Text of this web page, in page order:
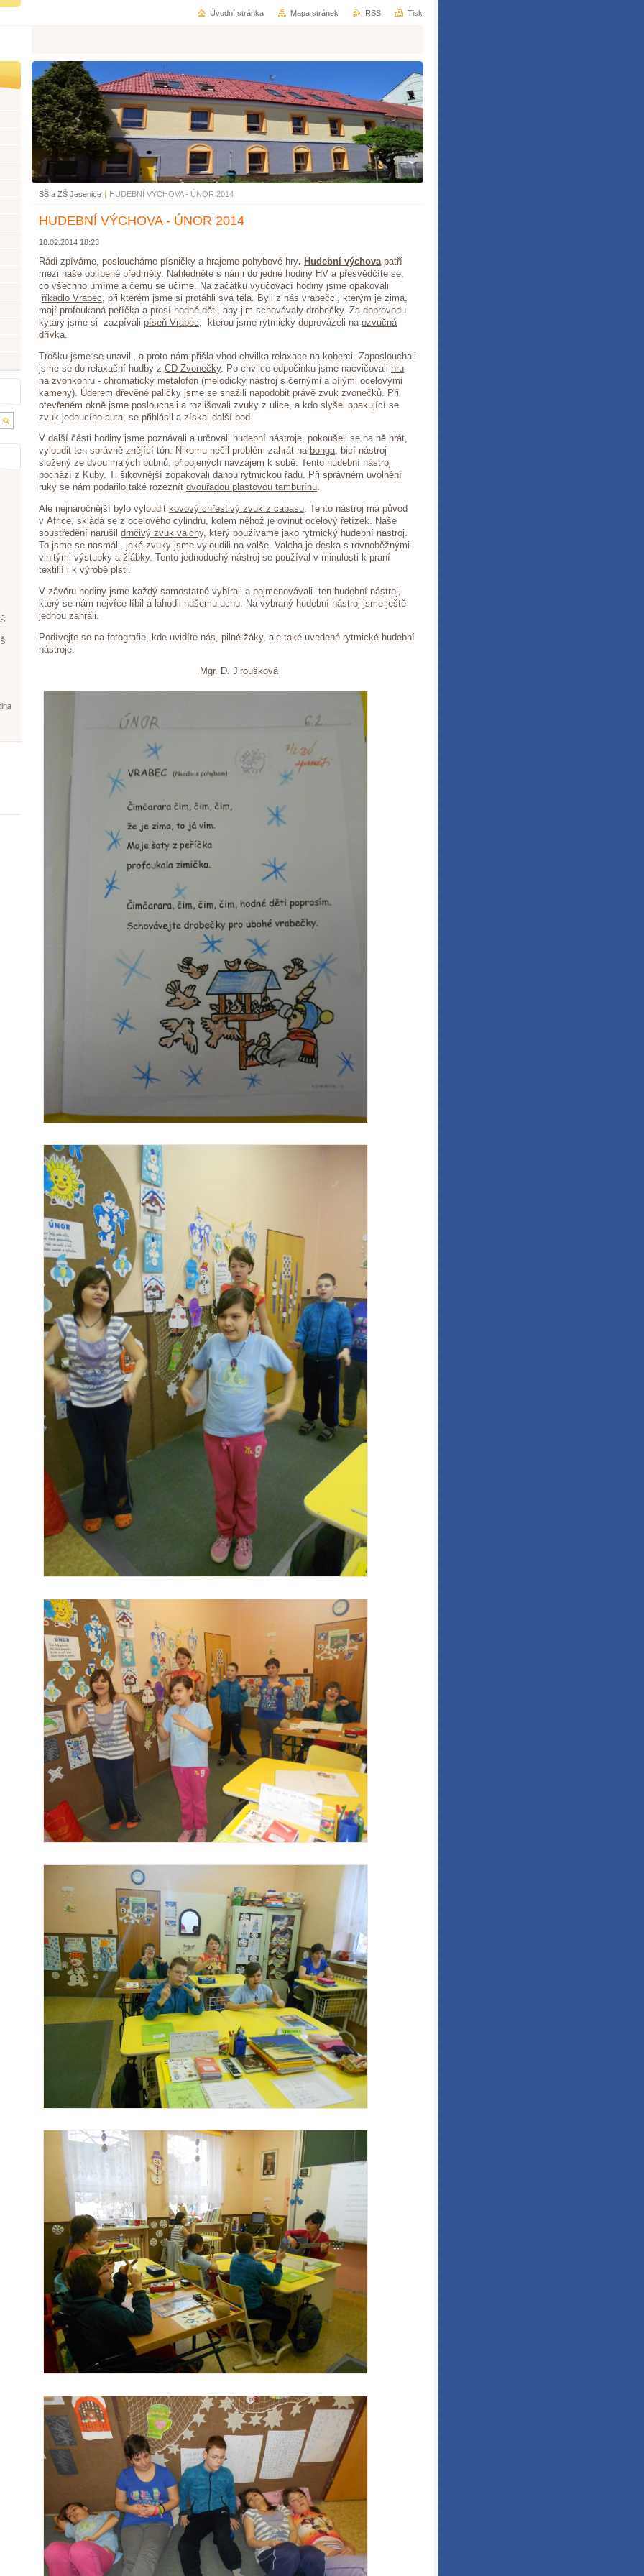
SŠ a ZŠ Jesenice | HUDEBNÍ VÝCHOVA - ÚNOR 2014
HUDEBNÍ VÝCHOVA - ÚNOR 2014
18.02.2014 18:23
Rádi zpíváme, posloucháme písničky a hrajeme pohybové hry. Hudební výchova patří
mezi naše oblíbené předměty. Nahlédněte s námi do jedné hodiny HV a přesvědčíte se,
co všechno umíme a čemu se učíme. Na začátku vyučovací hodiny jsme opakovali
říkadlo Vrabec , při kterém jsme si protáhli svá těla. Byli z nás vrabečci, kterým je zima,
mají profoukaná peříčka a prosí hodné děti, aby jim schovávaly drobečky. Za doprovodu
kytary jsme si zazpívali píseň Vrabec , kterou jsme rytmicky doprovázeli na ozvučná
dřívka
Trošku jsme se unavili, a proto nám přišla vhod chvilka relaxace na koberci. Zaposlouchali
jsme se do relaxační hudby z CD Zvonečky. Po chvilce odpočinku jsme nacvičovali hru
na zvonkohru - chromatický metalofon (melodický nástroj s černými a bílými ocelovými
kameny). Úderem dřevěné paličky jsme se snažili napodobit právě zvuk zvonečků. Při
otevřeném okně jsme poslouchali a rozlišovali zvuky z ulice, a kdo slyšel opakující se
zvuk jedoucího auta, se přihlásil a získal další bod.
V další části hodiny jsme poznávali a určovali hudební nástroje, pokoušeli se na ně hrát,
vyloudit ten správně znějící tón. Nikomu nečil problém zahrát na bonga, bicí nástroj
složený ze dvou malých bubnů, připojených navzájem k sobě. Tento hudební nástroj
pochází z Kuby. Ti šikovnější zopakovali danou rytmickou řadu. Při správném uvolnění
ruky se nám podařilo také rozeznít dvouřadou plastovou tamburínu.
Ale nejnáročnější bylo vyloudit kovový chřestivý zvuk z cabasu. Tento nástroj má původ
v Africe, skládá se z ocelového cylindru, kolem něhož je ovinut ocelový řetízek. Naše
soustředění narušil drnčivý zvuk valchy, který používáme jako rytmický hudební nástroj.
To jsme se nasmáli, jaké zvuky jsme vyloudili na valše. Valcha je deska s rovnoběžnými
vlnitými výstupky a žlábky. Tento jednoduchý nástroj se používal v minulosti k praní
textilií i k výrobě plsti.
V závěru hodiny jsme každý samostatně vybírali a pojmenovávali ten hudební nástroj,
který se nám nejvíce líbil a lahodil našemu uchu. Na vybraný hudební nástroj jsme ještě
jednou zahráli.
Podívejte se na fotografie, kde uvidíte nás, pilné žáky, ale také uvedené rytmické hudební
nástroje.
Mgr. D. Jiroušková
Úvodní stránka Mapa stránek RSS Tisk